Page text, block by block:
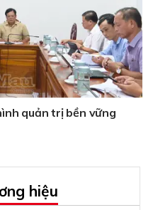
quản trị bền vững
hiệu